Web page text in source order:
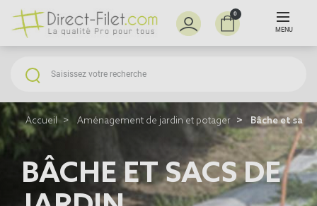
0
MENU
Accueil Aménagement de jardin et potager Bâche et sacs
BÂCHE ET SACS DE